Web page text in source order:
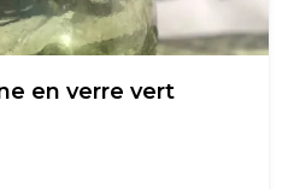
en verre vert